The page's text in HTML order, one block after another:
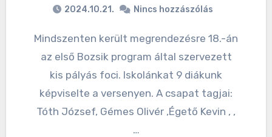
2024.10.21. Nincs hozzászólás
Mindszenten került megrendezésre 18.-án
az első Bozsik program által szervezett
kis pályás foci. Iskolánkat 9 diákunk
képviselte a versenyen. A csapat tagjai:
Tóth József, Gémes Olivér ,Égető Kevin , ,
…